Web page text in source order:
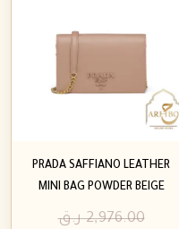
PRADA SAFFIANO LEATHER
MINI BAG POWDER BEIGE
2,976.00 ر.ق